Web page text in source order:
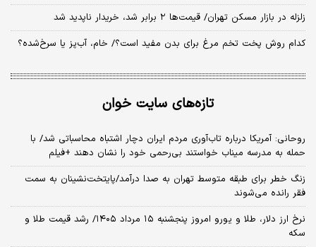
زلزله در بازار مسکن تهران/ قیمت‌ها ۲ برابر شد، خریدار ناپدید شد
کدام روش پخت تخم مرغ برای بدن مفید است؟/ خام، آب‌پز یا سرخ‌شده؟
تازه‌های سایت خوان
روحانی: آمریکا درباره تاب‌آوری مردم ایران دچار اشتباه محاسباتی شد/ با
حمله به مدرسه میناب خواستند بی‌رحمی خود را نشان دهند +فیلم
زنگ خطر برای طبقه متوسط تهران به صدا درآمد/پایتخت‌نشینان به سمت
فقر رانده می‌شوند
نرخ ارز دلار، طلا و یورو امروز پنجشنبه ۱۵ مرداد ۱۴۰۵/ رشد قیمت طلا و
سکه